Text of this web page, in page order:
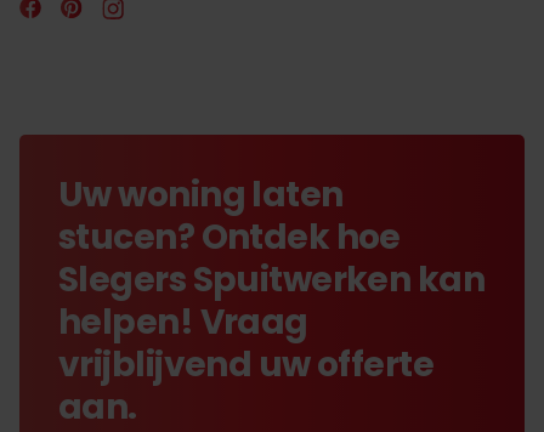
Uw woning laten
stucen? Ontdek hoe
Slegers Spuitwerken kan
helpen! Vraag
vrijblijvend uw offerte
aan.